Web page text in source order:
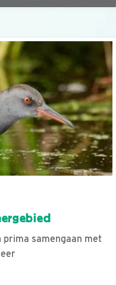
prima samengaan met